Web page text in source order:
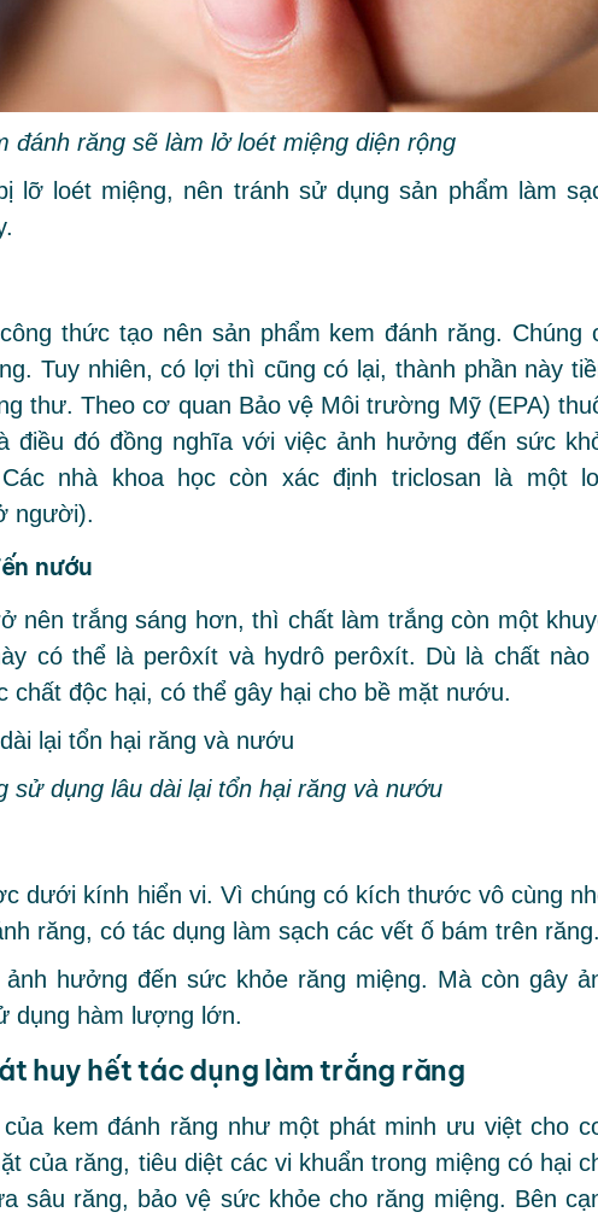
đánh răng sẽ làm lở loét miệng diện rộng
lỡ loét miệng, nên tránh sử dụng sản phẩm làm
thức tạo nên sản phẩm kem đánh răng. Chúng
Tuy nhiên, có lợi thì cũng có lại, thành phần này
thư. Theocơ quan Bảo vệ Môi trường Mỹ (EPA)
điều đó đồng nghĩa với việc ảnh hưởng đến sức
nhà khoa học còn xác định triclosan là một
người).
nướu
nên trắng sáng hơn, thì chất làm trắng còn một
có thể là perôxít và hydrô perôxít. Dù là chất nào
chất độc hại, có thể gây hại cho bề mặt nướu.
sử dụng lâu dài lại tổn hại răng và nướu
dưới kính hiển vi. Vì chúng có kích thước vô cùng
răng, có tác dụng làm sạch các vết ố bám trên răng.
hưởng đến sức khỏe răng miệng. Mà còn gây
dụng hàm lượng lớn.
huy hết tác dụng làm trắng răng
kem đánh răng như một phát minh ưu việt cho
của răng, tiêu diệt các vi khuẩn trong miệng có hại
sâu răng, bảo vệ sức khỏe cho răng miệng. Bên